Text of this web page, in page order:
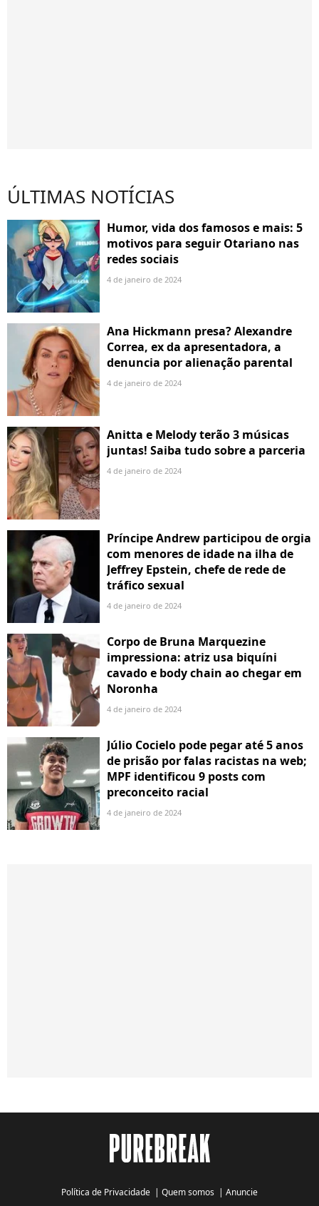
ÚLTIMAS NOTÍCIAS
Humor, vida dos famosos e mais: 5
motivos para seguir Otariano nas
redes sociais
4 de janeiro de 2024
Ana Hickmann presa? Alexandre
Correa, ex da apresentadora, a
denuncia por alienação parental
4 de janeiro de 2024
Anitta e Melody terão 3 músicas
juntas! Saiba tudo sobre a parceria
4 de janeiro de 2024
Príncipe Andrew participou de orgia
com menores de idade na ilha de
Jeffrey Epstein, chefe de rede de
tráfico sexual
4 de janeiro de 2024
Corpo de Bruna Marquezine
impressiona: atriz usa biquíni
cavado e body chain ao chegar em
Noronha
4 de janeiro de 2024
Júlio Cocielo pode pegar até 5 anos
de prisão por falas racistas na web;
MPF identificou 9 posts com
preconceito racial
4 de janeiro de 2024
Política de Privacidade | Quem somos | Anuncie